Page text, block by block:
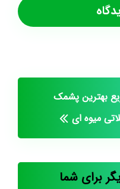
بهترین پشمک
میوه ای
برای شما